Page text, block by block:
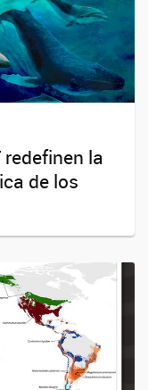
redefinen la
de los